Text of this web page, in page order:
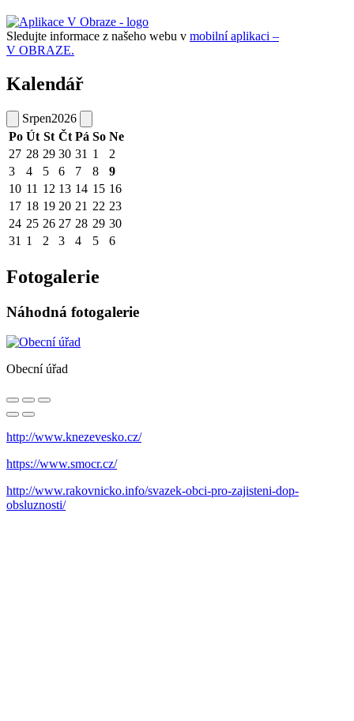
Sledujte informace z našeho webu v mobilní aplikaci –
V OBRAZE.
Kalendář
Srpen2026
Po Út St Čt Pá So Ne
27 28 29 30 31 1
2
3
4 5 6 7 8
9
10 11 12 13 14 15 16
17 18 19 20 21 22 23
24 25 26 27 28 29 30
31 1 2 3 4 5 6
Fotogalerie
Náhodná fotogalerie
Obecní úřad
http://www.knezevesko.cz/
https://www.smocr.cz/
http://www.rakovnicko.info/svazek-obci-pro-zajisteni-dop-
obsluznosti/